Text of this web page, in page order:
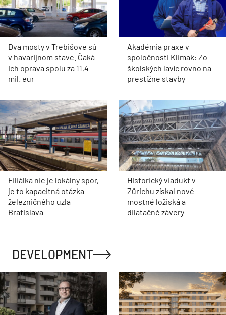
Dva mosty v Trebišove sú
v havarijnom stave. Čaká
ich oprava spolu za 11,4
mil. eur
Akadémia praxe v
spoločnosti Klimak: Zo
školských lavíc rovno na
prestížne stavby
Filiálka nie je lokálny spor,
je to kapacitná otázka
železničného uzla
Bratislava
Historický viadukt v
Zürichu získal nové
mostné ložiská a
dilatačné závery
DEVELOPMENT